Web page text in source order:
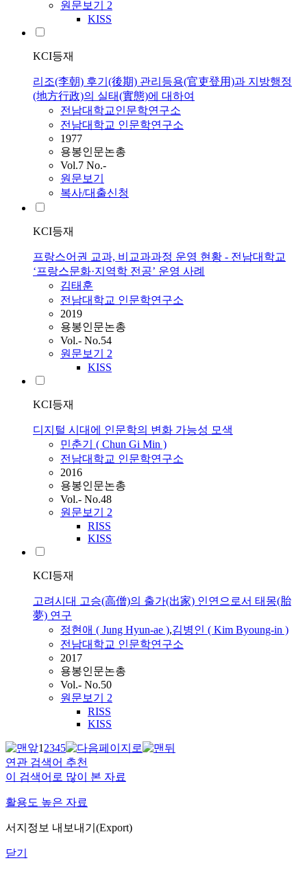
원문보기 2
KISS
KCI등재
리조(李朝) 후기(後期) 관리등용(官吏登用)과 지방행정
(地方行政)의 실태(實態)에 대하여
전남대학교인문학연구소
전남대학교 인문학연구소
1977
용봉인문논총
Vol.7 No.-
원문보기
복사/대출신청
KCI등재
프랑스어권 교과, 비교과과정 운영 현황 - 전남대학교
‘프랑스문화·지역학 전공’ 운영 사례
김태훈
전남대학교 인문학연구소
2019
용봉인문논총
Vol.- No.54
원문보기 2
KISS
KCI등재
디지털 시대에 인문학의 변화 가능성 모색
민춘기 ( Chun Gi Min )
전남대학교 인문학연구소
2016
용봉인문논총
Vol.- No.48
원문보기 2
RISS
KISS
KCI등재
고려시대 고승(高僧)의 출가(出家) 인연으로서 태몽(胎
夢) 연구
정현애 ( Jung Hyun-ae ),김병인 ( Kim Byoung-in )
전남대학교 인문학연구소
2017
용봉인문논총
Vol.- No.50
원문보기 2
RISS
KISS
12345
연관 검색어 추천
이 검색어로 많이 본 자료
활용도 높은 자료
서지정보 내보내기(Export)
닫기